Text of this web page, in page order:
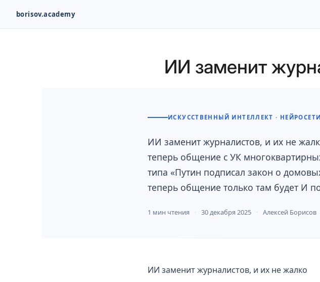
borisov.academy
ИИ заменит
ИСКУССТВЕННЫЙ ИНТЕЛЛЕКТ · НЕЙРОСЕТИ
ИИ заменит журналистов, и их не
теперь общение с УК
типа «Путин подписал закон о
теперь общение только там будет И
1 мин чтения 30 декабря 2025 Алексей Борисов
ИИ заменит журналистов, и их не жалко